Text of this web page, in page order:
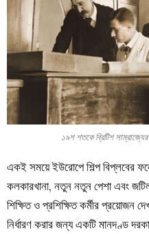
১৯শ শতকে ব্রিটিশ সাম্রাজ্যের
একই সময়ে ইউরোপে শিল্প বিপ্লবের
কলকারখানা, নতুন নতুন পেশা এবং
শিক্ষিত ও প্রশিক্ষিত কর্মীর প্রয়োজন
নির্ধারণ করার জন্য একটি মানদণ্ড